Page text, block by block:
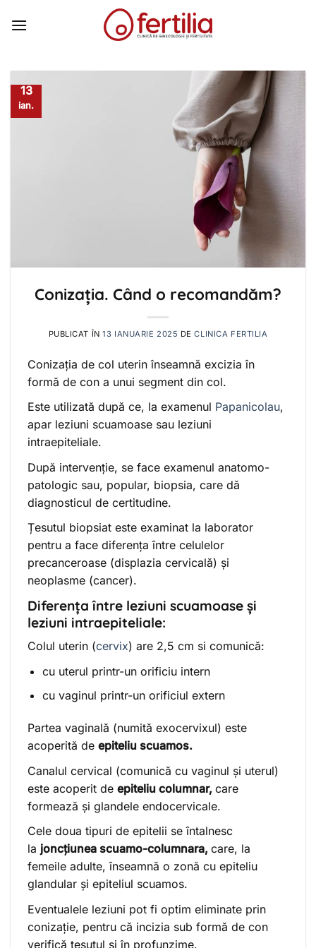
13
ian.
Conizația. Când o recomandăm?
PUBLICAT ÎN13 IANUARIE 2025 DECLINICA FERTILIA
Conizația de col uterin înseamnă excizia în
formă de con a unui segment din col.
Este utilizată după ce, la examenul Papanicolau,
apar leziuni scuamoase sau leziuni
intraepiteliale.
După intervenție, se face examenul anatomo-
patologic sau, popular, biopsia, care dă
diagnosticul de certitudine.
Țesutul biopsiat este examinat la laborator
pentru a face diferența între celulelor
precanceroase (displazia cervicală) și
neoplasme (cancer).
Diferența între leziuni scuamoase și
leziuni intraepiteliale:
Colul uterin (cervix) are 2,5 cm si comunică:
cu uterul printr-un orificiu intern
cu vaginul printr-un orificiul extern
Partea vaginală (numită exocervixul) este
acoperită de epiteliu scuamos.
Canalul cervical (comunică cu vaginul și uterul)
este acoperit de epiteliu columnar, care
formează și glandele endocervicale.
Cele doua tipuri de epitelii se întalnesc
la joncțiunea scuamo-columnara, care, la
femeile adulte, înseamnă o zonă cu epiteliu
glandular și epiteliul scuamos.
Eventualele leziuni pot fi optim eliminate prin
conizație, pentru că incizia sub formă de con
verifică țesutul și în profunzime.